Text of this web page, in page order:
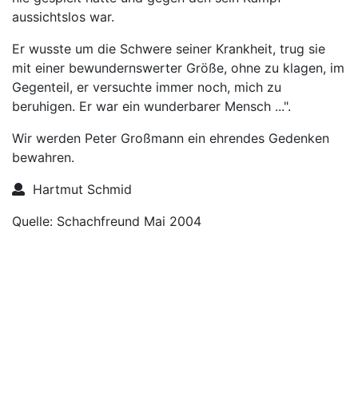
aussichtslos war.
Er wusste um die Schwere seiner Krankheit, trug sie
mit einer bewundernswerter Größe, ohne zu klagen, im
Gegenteil, er versuchte immer noch, mich zu
beruhigen. Er war ein wunderbarer Mensch ...".
Wir werden Peter Großmann ein ehrendes Gedenken
bewahren.
Hartmut Schmid
Quelle: Schachfreund Mai 2004